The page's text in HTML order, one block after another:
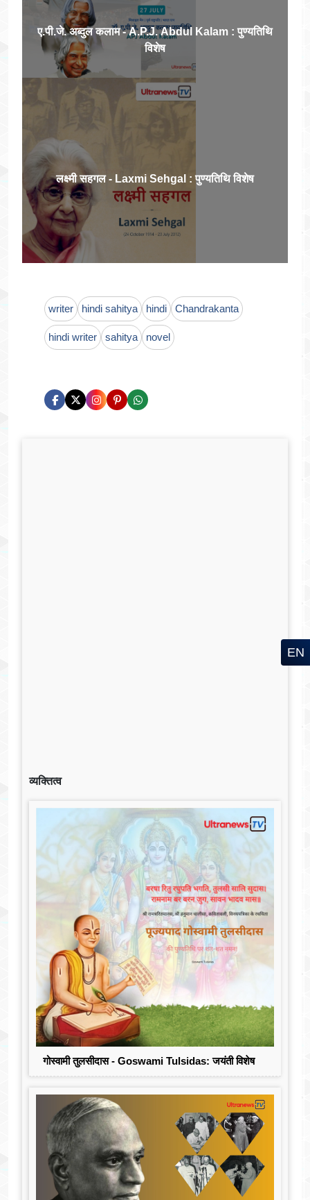
ए.पी.जे. अब्दुल कलाम - A.P.J. Abdul Kalam : पुण्यतिथि
विशेष
लक्ष्मी सहगल - Laxmi Sehgal : पुण्यतिथि विशेष
writer hindi sahitya hindi Chandrakanta
hindi writer sahitya novel
व्यक्तित्व
गोस्वामी तुलसीदास - Goswami Tulsidas: जयंती विशेष
EN